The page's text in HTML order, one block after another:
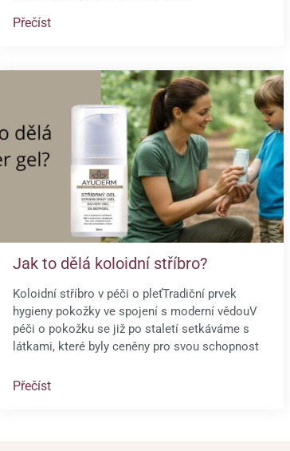
Přečíst
Jak to dělá koloidní stříbro?
Koloidní stříbro v péči o pleťTradiční prvek
hygieny pokožky ve spojení s moderní vědouV
péči o pokožku se již po staletí setkáváme s
látkami, které byly ceněny pro svou schopnost
Přečíst